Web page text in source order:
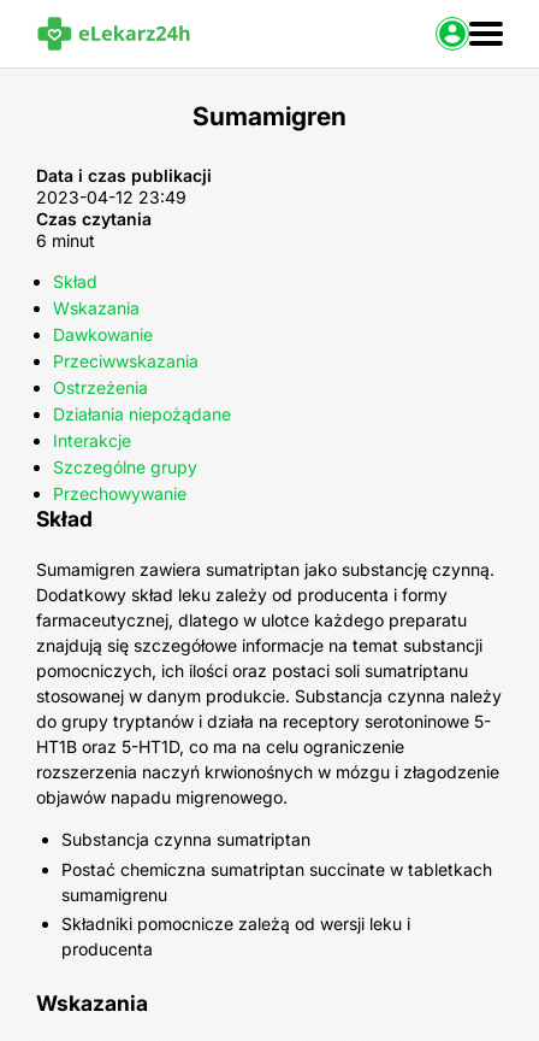
Zaloguj
Sumamigren
Data i czas publikacji
2023-04-12 23:49
Czas czytania
6 minut
Skład
Wskazania
Dawkowanie
Przeciwwskazania
Ostrzeżenia
Działania niepożądane
Interakcje
Szczególne grupy
Przechowywanie
Skład
Sumamigren zawiera sumatriptan jako substancję czynną.
Dodatkowy skład leku zależy od producenta i formy
farmaceutycznej, dlatego w ulotce każdego preparatu
znajdują się szczegółowe informacje na temat substancji
pomocniczych, ich ilości oraz postaci soli sumatriptanu
stosowanej w danym produkcie. Substancja czynna należy
do grupy tryptanów i działa na receptory serotoninowe 5-
HT1B oraz 5-HT1D, co ma na celu ograniczenie
rozszerzenia naczyń krwionośnych w mózgu i złagodzenie
objawów napadu migrenowego.
Substancja czynna sumatriptan
Postać chemiczna sumatriptan succinate w tabletkach
sumamigrenu
Składniki pomocnicze zależą od wersji leku i
producenta
Wskazania